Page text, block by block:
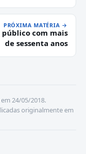
PRÓXIMA MATÉRIA →
com mais
de sessenta anos
em 24/05/2018.
originalmente em